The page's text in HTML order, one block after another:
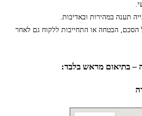
תענה במהירות ובאדיבות.
הסכם, הבטחה או התחייבות ללקוח גם לאחר
– בתיאום מראש בלבד: